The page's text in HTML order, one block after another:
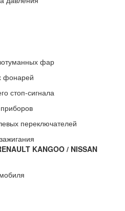
фар
фонарей
стоп-сигнала
переключателей
KANGOO / NISSAN